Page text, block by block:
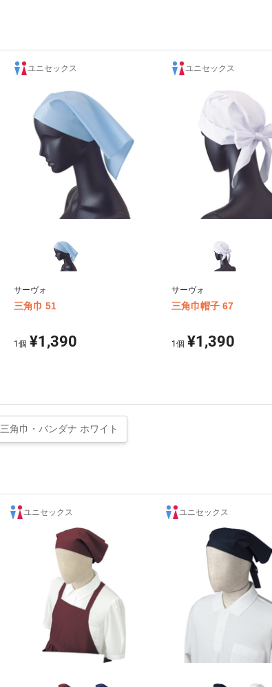
ユニセックス
サーヴォ
三角巾 51
1個 ¥1,390
ユニセックス
サーヴォ
三角巾帽子 67
1 個 ¥1,390
三角巾・バンダナ ホワイト
ユニセックス ユニセックス